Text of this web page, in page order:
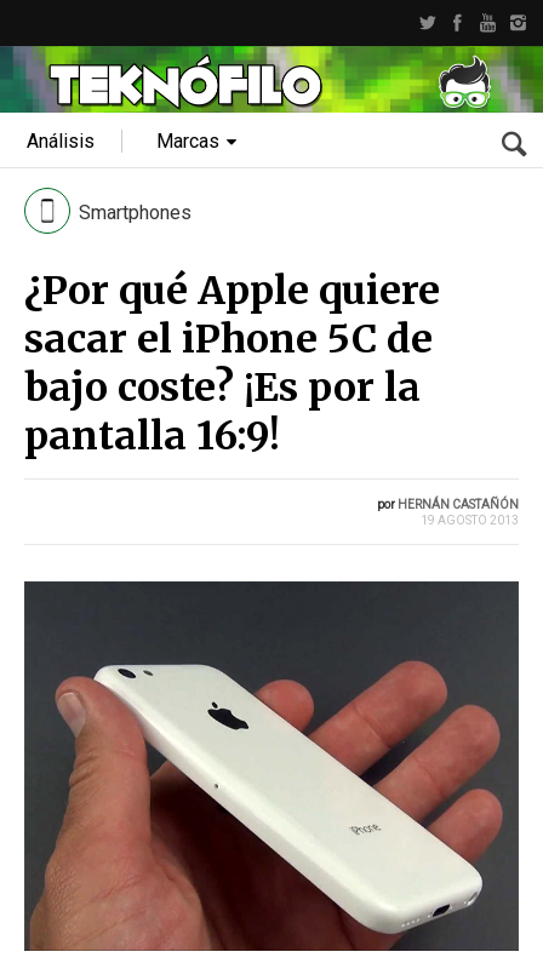
Análisis Marcas
Smartphones
¿Por qué Apple quiere
sacar el iPhone 5C de
bajo coste? ¡Es por la
pantalla 16:9!
por HERNÁN CASTAÑÓN
19 AGOSTO 2013